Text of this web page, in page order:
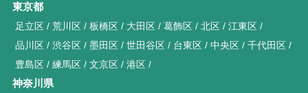
東京都
足立区 荒川区 板橋区 大田区 葛飾区 北区
江東区
品川区
渋谷区 墨田区 世田谷区 台東区 中央区
千代田区
豊島区
練馬区 文京区 港区
神奈川県